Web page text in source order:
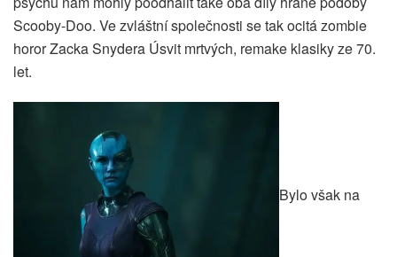
Scooby-Doo. Ve zvláštní společnosti se tak ocitá zombie
horor Zacka Snydera Úsvit mrtvých, remake klasiky ze 70.
let.
Bylo však na